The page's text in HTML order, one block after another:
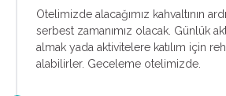
Otelimizde alacağımız kahvaltının
serbest zamanımız olacak. Günlük
almak yada aktivitelere katılım için
alabilirler. Geceleme otelimizde.